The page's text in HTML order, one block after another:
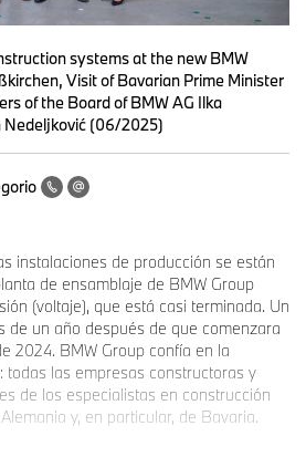
systems at the new BMW
Visit of Bavarian Prime Minister
of the Board of BMW AG Ilka
Nedeljković (06/2025)
instalaciones de producción se están
de ensamblaje de BMW Group
(voltaje), que está casi terminada. Un
de un año después de que comenzara
2024. BMW Group confía en la
todas las empresas constructoras y
de los especialistas en construcción
y, en particular, de Bavaria.